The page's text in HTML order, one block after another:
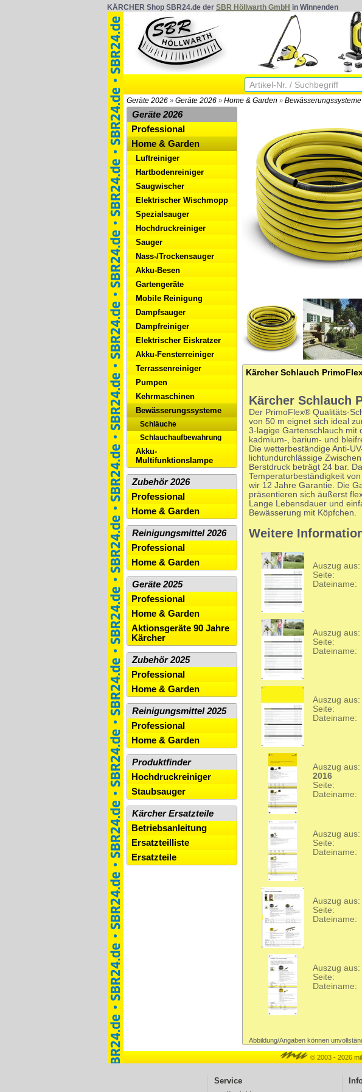
KÄRCHER Shop SBR24.de der SBR Höllwarth GmbH in Winnenden
Geräte 2026 » Geräte 2026 » Home & Garden » Bewässerungssysteme
Kärcher Schlauch
Der PrimoFlex® Qualitäts-
von 50 m eignet sich ideal
3-lagige Gartenschlauch mit
kadmium-, barium- und
Die wetterbeständige Anti-
lichtundurchlässige
Berstdruck beträgt 24 bar.
Temperaturbeständigkeit
wir 12 Jahre Garantie. Die
präsentieren sich äußerst
Lange Lebensdauer und
Bewässerung mit Köpfchen.
Weitere
Auszug aus:
Seite:
Dateiname:
Auszug aus:
Seite:
Dateiname:
Auszug aus:
Seite:
Dateiname:
Auszug aus:
2016
Seite:
Dateiname:
Auszug aus:
Seite:
Dateiname:
Auszug aus:
Seite:
Dateiname:
Auszug aus:
Seite:
Dateiname:
Abbildung/Angaben können
Geräte 2026
Professional
Home & Garden
Luftreiniger
Hartbodenreiniger
Saugwischer
Elektrischer Wischmopp
Spezialsauger
Hochdruckreiniger
Sauger
Nass-/Trockensauger
Akku-Besen
Gartengeräte
Mobile Reinigung
Dampfsauger
Dampfreiniger
Elektrischer Eiskratzer
Akku-Fensterreiniger
Terrassenreiniger
Pumpen
Kehrmaschinen
Bewässerungssysteme
Schläuche
Schlauchaufbewahrung
Akku-
Multifunktionslampe
Zubehör 2026
Professional
Home & Garden
Reinigungsmittel 2026
Professional
Home & Garden
Geräte 2025
Professional
Home & Garden
Aktionsgeräte 90 Jahre
Kärcher
Zubehör 2025
Professional
Home & Garden
Reinigungsmittel 2025
Professional
Home & Garden
Produktfinder
Hochdruckreiniger
Staubsauger
Kärcher Ersatzteile
Betriebsanleitung
Ersatzteilliste
Ersatzteile
© 2003 - 2026
Service